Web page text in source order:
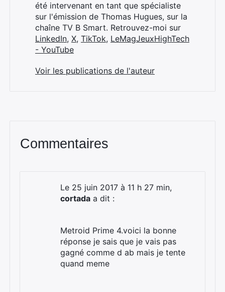
été intervenant en tant que spécialiste
sur l'émission de Thomas Hugues, sur la
chaîne TV B Smart. Retrouvez-moi sur
LinkedIn, X, TikTok, LeMagJeuxHighTech
- YouTube
Voir les publications de l'auteur
Commentaires
Le 25 juin 2017 à 11 h 27 min,
cortada a dit :
Metroid Prime 4.voici la bonne
réponse je sais que je vais pas
gagné comme d ab mais je tente
quand meme